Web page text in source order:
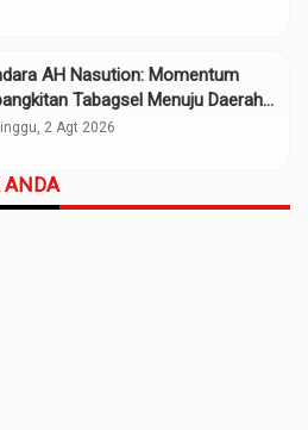
AH Nasution: Momentum
Tabagsel Menuju Daerah
2 Agt 2026
ANDA